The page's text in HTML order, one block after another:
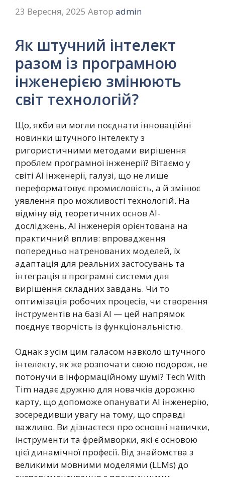
23 Вересня, 2025 Автор admin
Як штучний інтелект
разом із програмною
інженерією змінюють
світ технологій?
Що, якби ви могли поєднати інноваційні
новинки штучного інтелекту з
ригористичними методами вирішення
проблем програмної інженерії? Вітаємо у
світі AI інженерії, галузі, що не лише
переформатовує промисловість, а й змінює
уявлення про можливості технологій. На
відміну від теоретичних основ AI-
досліджень, AI інженерія орієнтована на
практичний вплив: впровадження
попередньо натренованих моделей, їх
адаптація для реальних застосувань та
інтеграція в програмні системи для
вирішення складних завдань. Чи то
оптимізація робочих процесів, чи створення
інструментів на базі AI — цей напрямок
поєднує творчість із функціональністю.
Однак з усім цим галасом навколо штучного
інтелекту, як же розпочати свою подорож, не
потонучи в інформаційному шумі? Tech With
Tim надає дружню для новачків дорожню
карту, що допоможе опанувати AI інженерію,
зосередивши увагу на тому, що справді
важливо. Ви дізнаєтеся про основні навички,
інструменти та фреймворки, які є основою
цієї динамічної професії. Від знайомства з
великими мовними моделями (LLMs) до